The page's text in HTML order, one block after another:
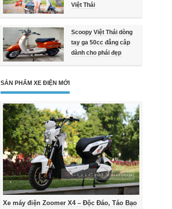
Việt Thái
Scoopy Việt Thái dòng
tay ga 50cc đẳng câp
dành cho phái đẹp
SẢN PHẨM XE ĐIỆN MỚI
Xe máy điện Zoomer X4 – Độc Đáo, Táo Bạo